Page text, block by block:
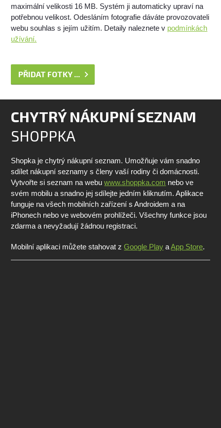
maximální velikosti 16 MB. Systém ji automaticky upraví na
potřebnou velikost. Odesláním fotografie dáváte provozovateli
webu souhlas s jejím užitím. Detaily naleznete v podmínkách
užívání.
PŘIDAT FOTKY ...
CHYTRÝ NÁKUPNÍ SEZNAM
SHOPPKA
Shopka je chytrý nákupní seznam. Umožňuje vám snadno
sdílet nákupní seznamy s členy vaší rodiny či domácnosti.
Vytvořte si seznam na webuwww.shoppka.com nebo ve
svém mobilu a snadno jej sdílejte jedním kliknutím. Aplikace
funguje na všech mobilních zařízení s Androidem a na
iPhonech nebo ve webovém prohlížeči. Všechny funkce jsou
zdarma a nevyžadují žádnou registraci.
Mobilní aplikaci můžete stahovat zGoogle Play aApp Store.